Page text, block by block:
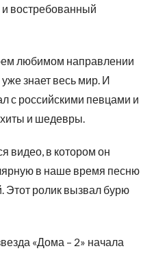
востребованный
любимом направлении
знает весь мир. И
с российскими певцами и
и шедевры.
видео, в котором он
в наше время песню
Этот ролик вызвал бурю
«Дома – 2» начала